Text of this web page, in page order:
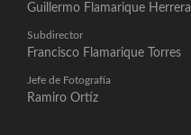
Guillermo Flamarique Herrera
Subdirector
Francisco Flamarique Torres
Jefe de Fotografía
Ramiro Ortíz